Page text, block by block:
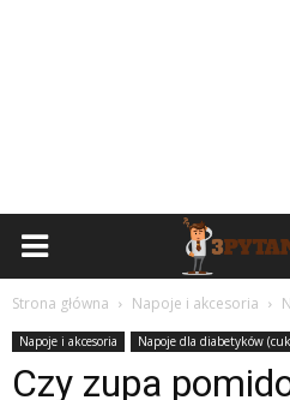
Strona główna Napoje i akcesoria
Napoje i akcesoria Napoje dla diabetyków
Czy zupa